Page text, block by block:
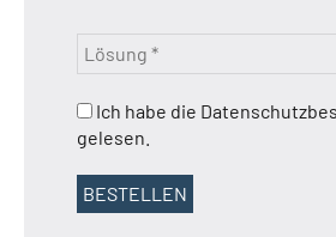
Ich habe die
gelesen.